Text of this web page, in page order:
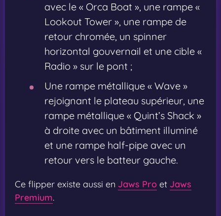
avec le « Orca Boat », une rampe «
Lookout Tower », une rampe de
retour chromée, un spinner
horizontal gouvernail et une cible «
Radio » sur le pont ;
Une rampe métallique « Wave »
rejoignant le plateau supérieur, une
rampe métallique « Quint’s Shack »
à droite avec un bâtiment illuminé
et une rampe half-pipe avec un
retour vers le batteur gauche.
Ce flipper existe aussi en Jaws Pro et Jaws
Premium.